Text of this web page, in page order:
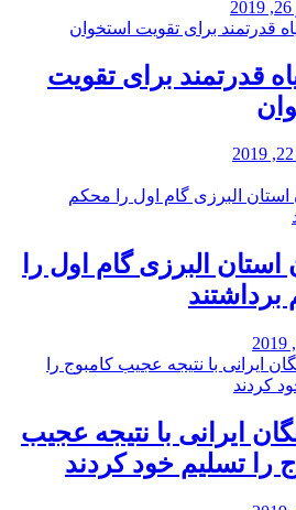
قدرتمند برای تقویت
استان البرزی گام اول را
ایرانی با نتیجه عجیب
را تسلیم خود کردند